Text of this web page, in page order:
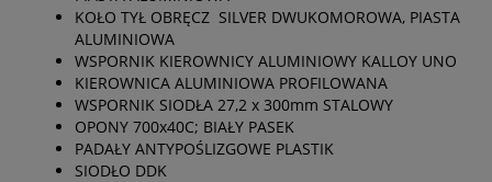
KOŁO TYŁ OBRĘCZ SILVER DWUKOMOROWA, PIASTA
ALUMINIOWA
WSPORNIK KIEROWNICY ALUMINIOWY KALLOY UNO
KIEROWNICA ALUMINIOWA PROFILOWANA
WSPORNIK SIODŁA 27,2 x 300mm STALOWY
OPONY 700x40C; BIAŁY PASEK
PADAŁY ANTYPOŚLIZGOWE PLASTIK
SIODŁO DDK